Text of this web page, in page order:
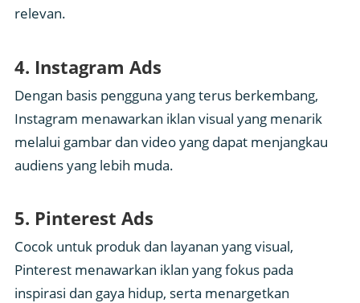
relevan.
4. Instagram Ads
Dengan basis pengguna yang terus berkembang,
Instagram menawarkan iklan visual yang menarik
melalui gambar dan video yang dapat menjangkau
audiens yang lebih muda.
5. Pinterest Ads
Cocok untuk produk dan layanan yang visual,
Pinterest menawarkan iklan yang fokus pada
inspirasi dan gaya hidup, serta menargetkan